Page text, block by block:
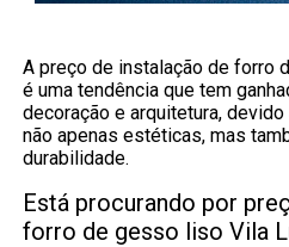
A preço de instalação de forro
é uma tendência que tem
decoração e arquitetura,
não apenas estéticas, mas
durabilidade.
Está procurando por
forro de gesso liso Vila